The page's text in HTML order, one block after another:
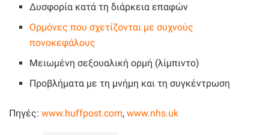
Δυσφορία κατά τη διάρκεια επαφών
Ορμόνες που σχετίζονται με συχνούς
πονοκεφάλους
Μειωμένη σεξουαλική ορμή (λίμπιντο)
Προβλήματα με τη μνήμη και τη συγκέντρωση
Πηγές: www.huffpost.com, www.nhs.uk